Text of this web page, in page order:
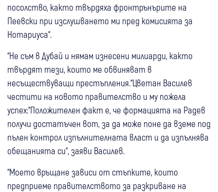
посолство, както твърдяха фронтрънърите на
Пеевски при изслушването ми пред комисията за
Нотариуса“.
“Не съм в Дубай и нямам изнесени милиарди, както
твърдят тези, които ме обвиняват в
несъществуващи престъпления.“Цветан Василев
честити на новото правителство и му пожела
успех:“Положителен факт е, че формацията на Радев
получи достатъчен вот, за да може поне да вземе под
пълен контрол изпълнителната власт и да изпълнява
обещанията си“, заяви Василев.
“Моето връщане зависи от стъпките, които
предприеме правителството за разкриване на